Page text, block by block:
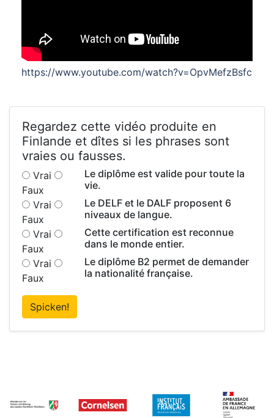
https://www.youtube.com/watch?v=OpvMefzBsfc
Regardez cette vidéo produite en
Finlande et dîtes si les phrases sont
vraies ou fausses.
Vrai
Faux
Le diplôme est valide pour toute la
vie.
Vrai
Faux
Le DELF et le DALF proposent 6
niveaux de langue.
Vrai
Faux
Cette certification est reconnue
dans le monde entier.
Vrai
Faux
Le diplôme B2 permet de demander
la nationalité française.
Spicken!